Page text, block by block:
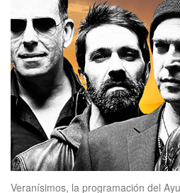
Veranísimos, la programación del